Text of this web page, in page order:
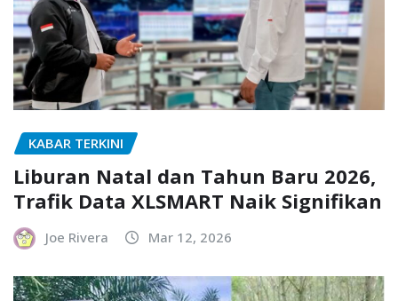
KABAR TERKINI
Liburan Natal dan Tahun Baru 2026,
Trafik Data XLSMART Naik Signifikan
Joe Rivera Mar 12, 2026